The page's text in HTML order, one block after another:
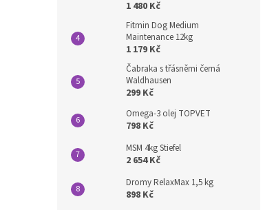
1 480 Kč
Fitmin Dog Medium
Maintenance 12kg
1 179 Kč
Čabraka s třásněmi černá
Waldhausen
299 Kč
Omega-3 olej TOPVET
798 Kč
MSM 4kg Stiefel
2 654 Kč
Dromy RelaxMax 1,5 kg
898 Kč